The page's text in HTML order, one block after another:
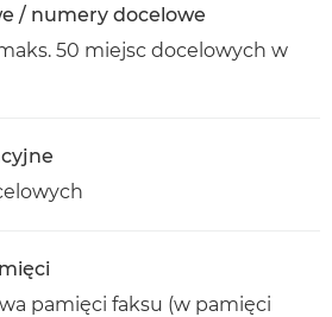
/ numery docelowe
50 miejsc docelowych w
pamięci faksu (w pamięci